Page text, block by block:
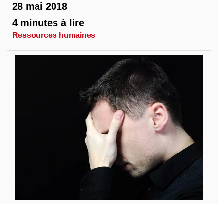
Espace candidat
28 mai 2018
4 minutes à lire
Ressources humaines